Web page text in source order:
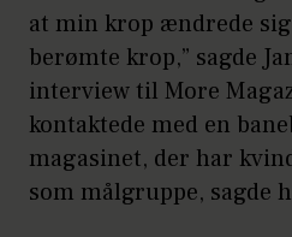
at min krop ændrede
berømte krop,” sagde
interview til More
kontaktede med en
magasinet, der har
som målgruppe, sagde